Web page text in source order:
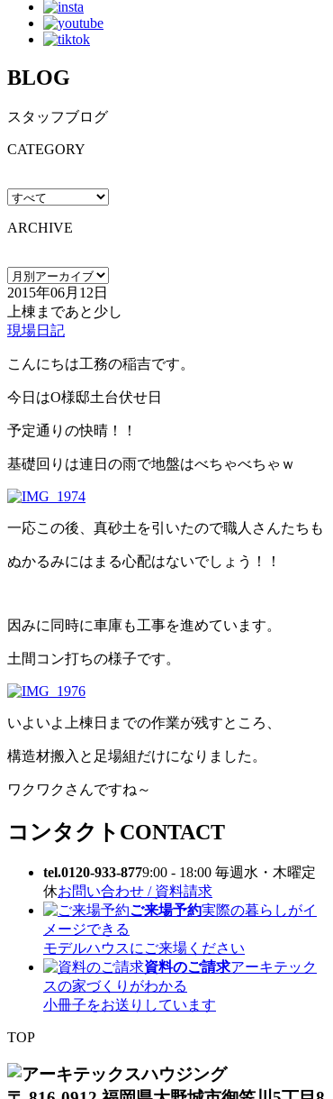
BLOG
スタッフブログ
CATEGORY
ARCHIVE
2015年06月12日
上棟まであと少し
現場日記
こんにちは工務の稲吉です。
今日はO様邸土台伏せ日
予定通りの快晴！！
基礎回りは連日の雨で地盤はべちゃべちゃｗ
一応この後、真砂土を引いたので職人さんたちも
ぬかるみにはまる心配はないでしょう！！
因みに同時に車庫も工事を進めています。
土間コン打ちの様子です。
いよいよ上棟日までの作業が残すところ、
構造材搬入と足場組だけになりました。
ワクワクさんですね～
コンタクト CONTACT
tel.0120-933-8779:00 - 18:00 毎週水・木曜定
休お問い合わせ / 資料請求
ご来場予約実際の暮らしがイ
メージできる
モデルハウスにご来場ください
資料のご請求アーキテック
スの家づくりがわかる
小冊子をお送りしています
TOP